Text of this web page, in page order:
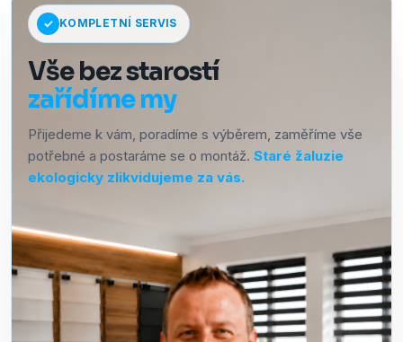
KOMPLETNÍ SERVIS
Vše bez starostí
zařídíme my
Přijedeme k vám, poradíme s výběrem, zaměříme vše
potřebné a postaráme se o montáž. Staré žaluzie
ekologicky zlikvidujeme za vás.